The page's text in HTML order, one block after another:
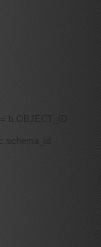
b.OBJECT_ID